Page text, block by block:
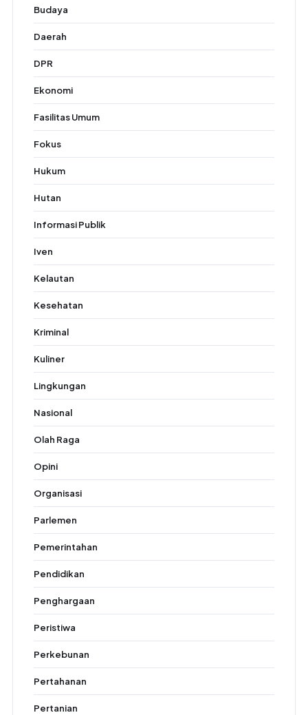
Budaya
Daerah
DPR
Ekonomi
Fasilitas Umum
Fokus
Hukum
Hutan
Informasi Publik
Iven
Kelautan
Kesehatan
Kriminal
Kuliner
Lingkungan
Nasional
Olah Raga
Opini
Organisasi
Parlemen
Pemerintahan
Pendidikan
Penghargaan
Peristiwa
Perkebunan
Pertahanan
Pertanian